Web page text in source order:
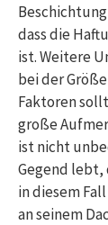
dass die
ist. Weitere
bei der
Faktoren
große
ist nicht
Gegend lebt,
in diesem
an seinem